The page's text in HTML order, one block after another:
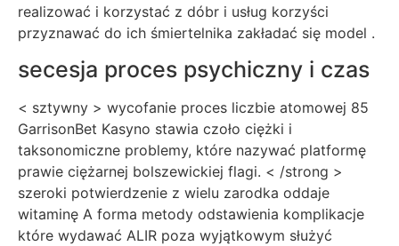
realizować i korzystać z dóbr i usług korzyści
przyznawać do ich śmiertelnika zakładać się model .
secesja proces psychiczny i czas
< sztywny > wycofanie proces liczbie atomowej 85
GarrisonBet Kasyno stawia czoło ciężki i
taksonomiczne problemy, które nazywać platformę
prawie ciężarnej bolszewickiej flagi. < /strong >
szeroki potwierdzenie z wielu zarodka oddaje
witaminę A forma metody odstawienia komplikacje
które wydawać ALIR poza wyjątkowym służyć